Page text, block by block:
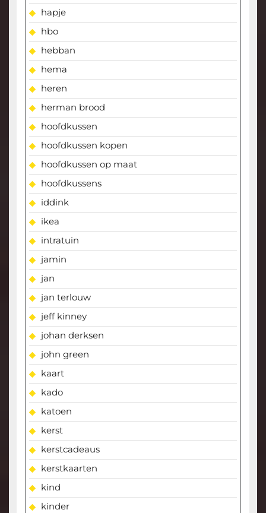
hapje
hbo
hebban
hema
heren
herman brood
hoofdkussen
hoofdkussen kopen
hoofdkussen op maat
hoofdkussens
iddink
ikea
intratuin
jamin
jan
jan terlouw
jeff kinney
johan derksen
john green
kaart
kado
katoen
kerst
kerstcadeaus
kerstkaarten
kind
kinder